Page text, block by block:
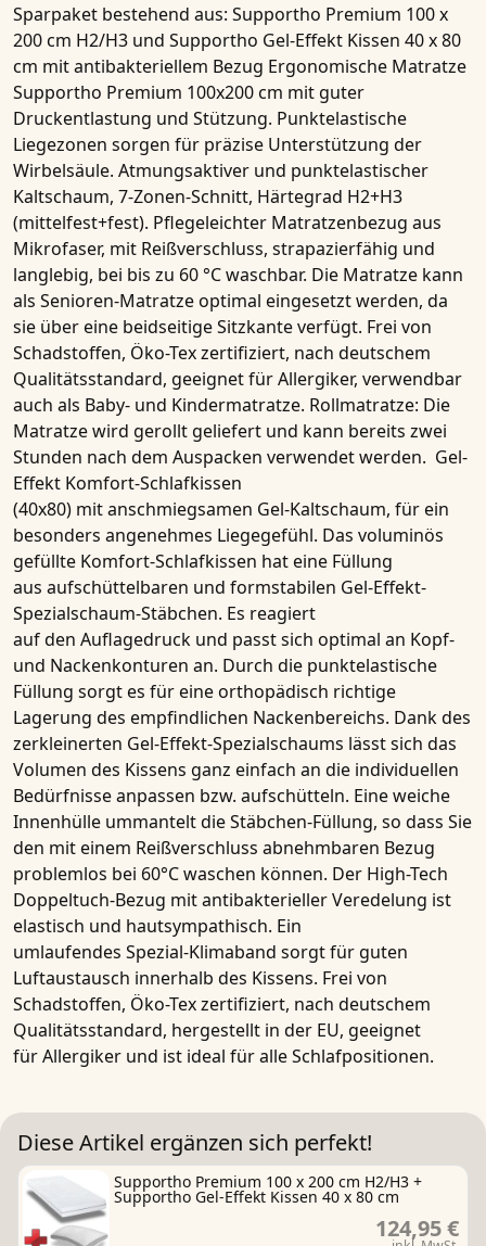
Sparpaket bestehend aus: Supportho Premium 100 x
200 cm H2/H3 und Supportho Gel-Effekt Kissen 40 x 80
cm mit antibakteriellem Bezug Ergonomische Matratze
Supportho Premium 100x200 cm mit guter
Druckentlastung und Stützung. Punktelastische
Liegezonen sorgen für präzise Unterstützung der
Wirbelsäule. Atmungsaktiver und punktelastischer
Kaltschaum, 7-Zonen-Schnitt, Härtegrad H2+H3
(mittelfest+fest). Pflegeleichter Matratzenbezug aus
Mikrofaser, mit Reißverschluss, strapazierfähig und
langlebig, bei bis zu 60 °C waschbar. Die Matratze kann
als Senioren-Matratze optimal eingesetzt werden, da
sie über eine beidseitige Sitzkante verfügt. Frei von
Schadstoffen, Öko-Tex zertifiziert, nach deutschem
Qualitätsstandard, geeignet für Allergiker, verwendbar
auch als Baby- und Kindermatratze. Rollmatratze: Die
Matratze wird gerollt geliefert und kann bereits zwei
Stunden nach dem Auspacken verwendet werden. Gel-
Effekt Komfort-Schlafkissen
(40x80) mit anschmiegsamen Gel-Kaltschaum, für ein
besonders angenehmes Liegegefühl. Das voluminös
gefüllte Komfort-Schlafkissen hat eine Füllung
aus aufschüttelbaren und formstabilen Gel-Effekt-
Spezialschaum-Stäbchen. Es reagiert
auf den Auflagedruck und passt sich optimal an Kopf-
und Nackenkonturen an. Durch die punktelastische
Füllung sorgt es für eine orthopädisch richtige
Lagerung des empfindlichen Nackenbereichs. Dank des
zerkleinerten Gel-Effekt-Spezialschaums lässt sich das
Volumen des Kissens ganz einfach an die individuellen
Bedürfnisse anpassen bzw. aufschütteln. Eine weiche
Innenhülle ummantelt dieStäbchen-Füllung, so dass Sie
den mit einem Reißverschluss abnehmbaren Bezug
problemlos bei 60°C waschen können. Der High-Tech
Doppeltuch-Bezug mit antibakterieller Veredelung ist
elastisch und hautsympathisch. Ein
umlaufendes Spezial-Klimaband sorgt für guten
Luftaustausch innerhalb des Kissens. Frei von
Schadstoffen, Öko-Tex zertifiziert, nach deutschem
Qualitätsstandard, hergestellt in der EU, geeignet
fürAllergiker und ist ideal für alle Schlafpositionen.
Diese Artikel ergänzen sich perfekt!
Supportho Premium 100 x 200 cm H2/H3 +
Supportho Gel-Effekt Kissen 40 x 80 cm
124,95 €